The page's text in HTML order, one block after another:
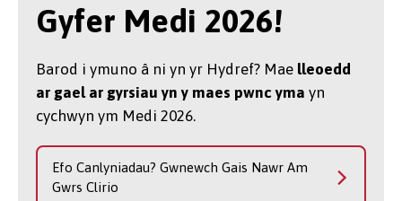
Gyfer Medi 2026!
Barod i ymuno â ni yn yr Hydref? Mae lleoedd
ar gael ar gyrsiau yn y maes pwnc yma yn
cychwyn ym Medi 2026.
Efo Canlyniadau? Gwnewch Gais Nawr Am
Gwrs Clirio